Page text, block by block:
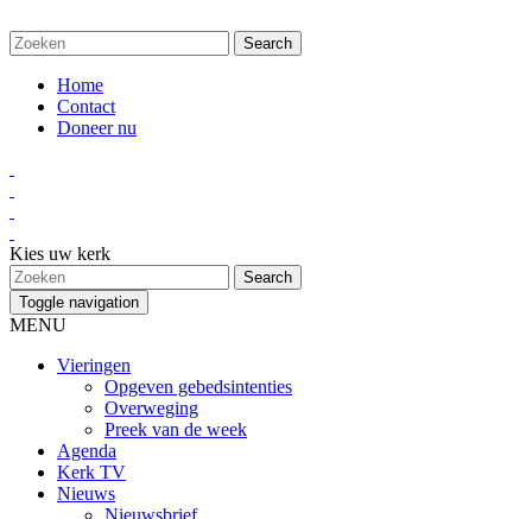
Home
Contact
Doneer nu
Kies uw kerk
Toggle navigation
MENU
Vieringen
Opgeven gebedsintenties
Overweging
Preek van de week
Agenda
Kerk TV
Nieuws
Nieuwsbrief